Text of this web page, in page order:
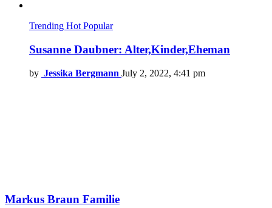
Trending Hot Popular
Susanne Daubner: Alter,Kinder,Eheman
by Jessika Bergmann July 2, 2022, 4:41 pm
Markus Braun Familie